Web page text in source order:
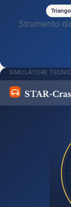
Strumento
SIMULATORE
STAR-